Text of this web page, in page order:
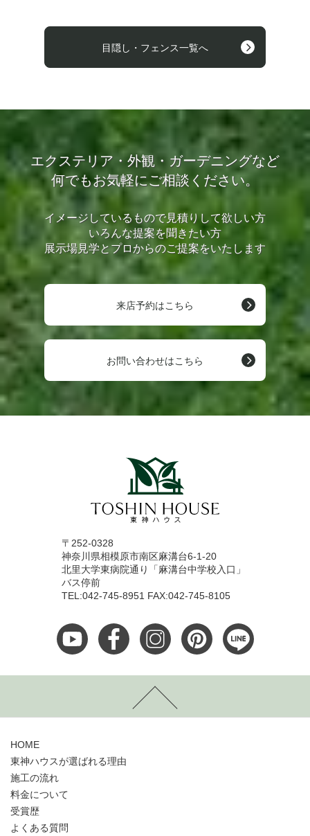
目隠し・フェンス一覧へ
エクステリア・外観・ガーデニングなど
何でもお気軽にご相談ください。
イメージしているもので見積りして欲しい方
いろんな提案を聞きたい方
展示場見学とプロからのご提案をいたします
来店予約はこちら
お問い合わせはこちら
〒252-0328
神奈川県相模原市南区麻溝台6-1-20
北里大学東病院通り「麻溝台中学校入口」
バス停前
TEL:042-745-8951 FAX:042-745-8105
HOME
東神ハウスが選ばれる理由
施工の流れ
料金について
受賞歴
よくある質問